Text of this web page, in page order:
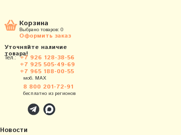
Корзина
Выбрано товаров: 0
Оформить заказ
Уточняйте наличие
товара!
Тел.: +7 926 128-38-56
+7 925 505-49-69
+7 965 188-00-55
моб. MAX
8 800 201-72-91
бесплатно из регионов
Новости